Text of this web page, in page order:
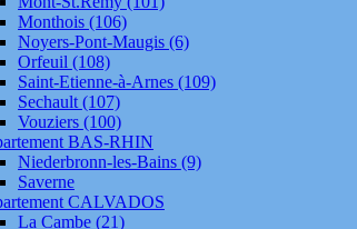
Monthois (106)
Noyers-Pont-Maugis (6)
Orfeuil (108)
Saint-Etienne-à-Arnes (109)
Sechault (107)
Vouziers (100)
BAS-RHIN
Niederbronn-les-Bains (9)
Saverne
CALVADOS
La Cambe (21)